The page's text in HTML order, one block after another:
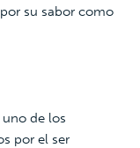
su sabor como
uno de los
por el ser